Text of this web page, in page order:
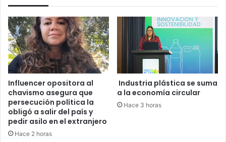
Influencer opositora al
chavismo asegura que
persecución política la
obligó a salir del país y
pedir asilo en el extranjero
Hace 2 horas
Industria plástica se suma
a la economía circular
Hace 3 horas